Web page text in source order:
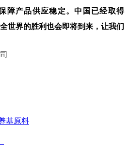
障产品供应稳定。中国已经取得
世界的胜利也会即将到来 ， 让我们
基原料